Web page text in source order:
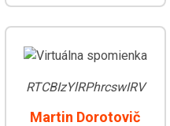
RTCBIzYlRPhrcswIRV
Martin Dorotovič